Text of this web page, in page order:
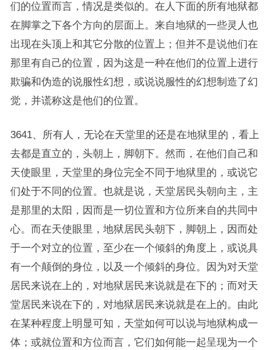
们的位置而言，情况是类似的。在人下面的所有地狱都
在脚掌之下各个方向的层面上。来自地狱的一些灵人也
出现在头顶上和其它分散的位置上；但并不是说他们在
那里有自己的位置，因为这是一种在他们的位置上进行
欺骗和伪造的说服性幻想，或说说服性的幻想制造了幻
觉，并谎称这是他们的位置。
3641、所有人，无论在天堂里的还是在地狱里的，看上
去都是直立的，头朝上，脚朝下。然而，在他们自己和
天使眼里，天堂里的身位完全不同于地狱里的，或说它
们处于不同的位置。也就是说，天堂居民头朝向主，主
是那里的太阳，因而是一切位置和方位所来自的共同中
心。而在天使眼里，地狱居民头朝下，脚朝上，因而处
于一个对立的位置，至少在一个倾斜的角度上，或说具
有一个颠倒的身位，以及一个倾斜的身位。因为对天堂
居民来说在上的，对地狱居民来说就是在下的；而对天
堂居民来说在下的，对地狱居民来说就是在上的。由此
在某种程度上明显可知，天堂如何可以说与地狱构成一
体；或就位置和方位而言，它们如何能一起呈现为一个